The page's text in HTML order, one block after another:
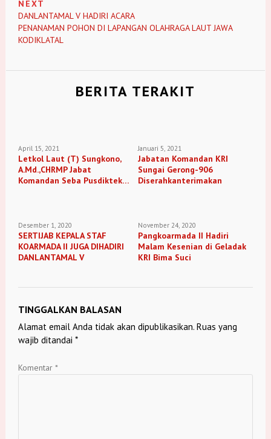
NEXT
DANLANTAMAL V HADIRI ACARA
PENANAMAN POHON DI LAPANGAN OLAHRAGA LAUT JAWA
KODIKLATAL
BERITA TERAKIT
April 15, 2021
Letkol Laut (T) Sungkono,
A.Md.,CHRMP Jabat
Komandan Seba Pusdiktek
Januari 5, 2021
Jabatan Komandan KRI
Sungai Gerong-906
Diserahkanterimakan
Desember 1, 2020
SERTIJAB KEPALA STAF
KOARMADA II JUGA DIHADIRI
DANLANTAMAL V
November 24, 2020
Pangkoarmada II Hadiri
Malam Kesenian di Geladak
KRI Bima Suci
TINGGALKAN BALASAN
Alamat email Anda tidak akan dipublikasikan. Ruas yang
wajib ditandai *
Komentar *